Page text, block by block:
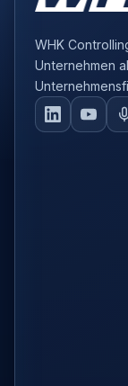
WHK
Unternehmen